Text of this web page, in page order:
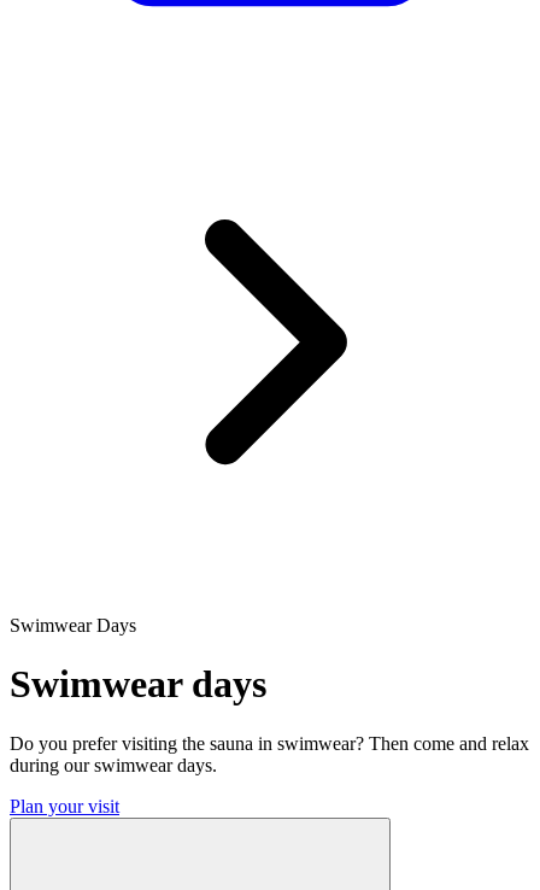
Swimwear Days
Swimwear days
Do you prefer visiting the sauna in swimwear? Then come and relax
during our swimwear days.
Plan your visit